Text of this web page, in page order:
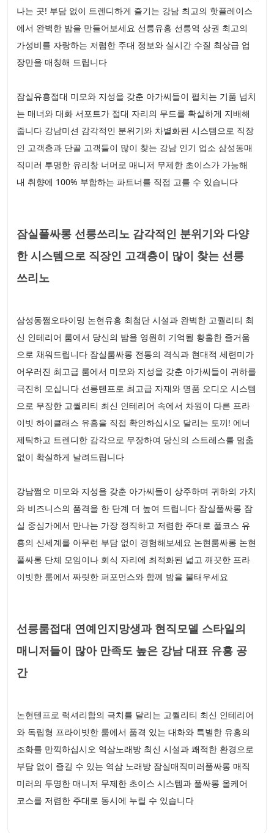
나는 곳! 부담 없이 트렌디하게 즐기는 강남 최고의 핫플레이스
에서 완벽한 밤을 만들어보세요 선릉유흥 선릉역 상권 최고의
가성비를 자랑하는 저렴한 주대 정보와 실시간 수질 최상급 업
장만을 매칭해 드립니다
잠실유흥접대 미모와 지성을 갖춘 아가씨들이 펼치는 기품 넘치
는 매너와 대화 서포트가 접대 자리의 무드를 확실하게 지배해
줍니다 강남미션 감각적인 분위기와 차별화된 시스템으로 직장
인 고객층과 단골 고객들이 많이 찾는 강남 인기 업소 삼성동매
직미러 투명한 유리창 너머로 매니저 무제한 초이스가 가능해
내 취향에 100% 부합하는 파트너를 직접 고를 수 있습니다
잠실풀싸롱 선릉쓰리노 감각적인 분위기와 다양
한 시스템으로 직장인 고객층이 많이 찾는 선릉
쓰리노
삼성동쩜오타이밍 논현유흥 최첨단 시설과 완벽한 고퀄리티 최
신 인테리어 룸에서 당신의 밤을 영원히 기억될 황홀한 즐거움
으로 채워드립니다 잠실룸싸롱 전통의 격식과 현대적 세련미가
어우러진 최고급 룸에서 미모와 지성을 갖춘 아가씨들이 귀하를
극진히 모십니다 선릉텐프로 최고급 자재와 명품 오디오 시스템
으로 무장한 고퀄리티 최신 인테리어 속에서 차원이 다른 프라
이빗 하이클래스 유흥을 직접 확인하십시오 달리는 토끼! 에너
제틱하고 트렌디한 감각으로 무장하여 당신의 스트레스를 멈춤
없이 확실하게 날려드립니다
강남쩜오 미모와 지성을 갖춘 아가씨들이 상주하며 귀하의 가치
와 비즈니스의 품격을 한 단계 더 높여 드립니다 잠실풀싸롱 잠
실 중심가에서 만나는 가장 정직하고 저렴한 주대로 풀코스 유
흥의 신세계를 아무런 부담 없이 경험해보세요 논현룸싸롱 논현
풀싸롱 단체 모임이나 회식 자리에 최적화된 넓고 깨끗한 프라
이빗한 룸에서 짜릿한 퍼포먼스와 함께 밤을 불태우세요
선릉룸접대 연예인지망생과 현직모델 스타일의
매니저들이 많아 만족도 높은 강남 대표 유흥 공
간
논현텐프로 럭셔리함의 극치를 달리는 고퀄리티 최신 인테리어
와 독립형 프라이빗한 룸에서 품격 있는 대화와 특별한 유흥의
조화를 만끽하십시오 역삼노래방 최신 시설과 쾌적한 환경으로
부담 없이 즐길 수 있는 역삼 노래방 잠실매직미러풀싸롱 매직
미러의 투명한 매니저 무제한 초이스 시스템과 풀싸롱 올케어
코스를 저렴한 주대로 동시에 누릴 수 있습니다